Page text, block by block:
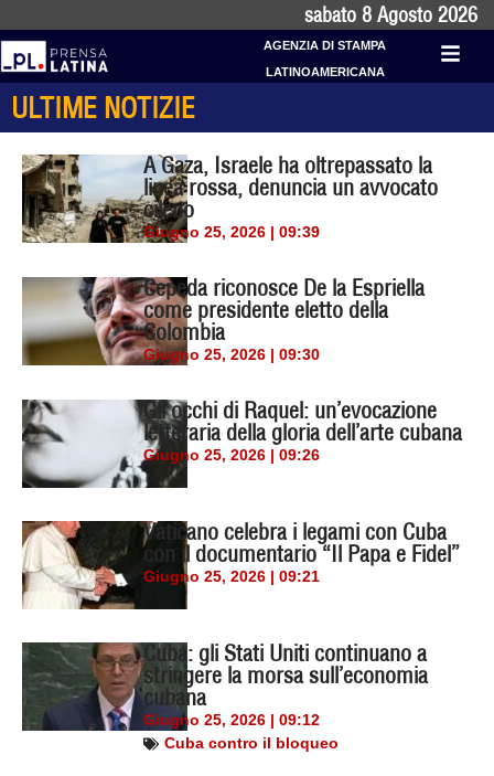
sabato 8 Agosto 2026
AGENZIA DI STAMPA
LATINOAMERICANA
ULTIME NOTIZIE
A Gaza, Israele ha oltrepassato la
linea rossa, denuncia un avvocato
cileno
Giugno 25, 2026 | 09:39
Cepeda riconosce De la Espriella
come presidente eletto della
Colombia
Giugno 25, 2026 | 09:30
Gli occhi di Raquel: un’evocazione
letteraria della gloria dell’arte cubana
Giugno 25, 2026 | 09:26
Vaticano celebra i legami con Cuba
con il documentario “Il Papa e Fidel”
Giugno 25, 2026 | 09:21
Cuba: gli Stati Uniti continuano a
stringere la morsa sull’economia
cubana
Giugno 25, 2026 | 09:12
Cuba contro il bloqueo